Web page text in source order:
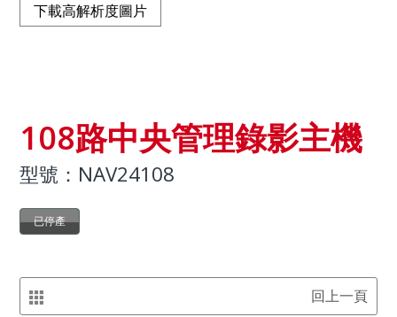
下載高解析度圖片
108路中央管理錄影主機
型號：NAV24108
已停產
回上一頁